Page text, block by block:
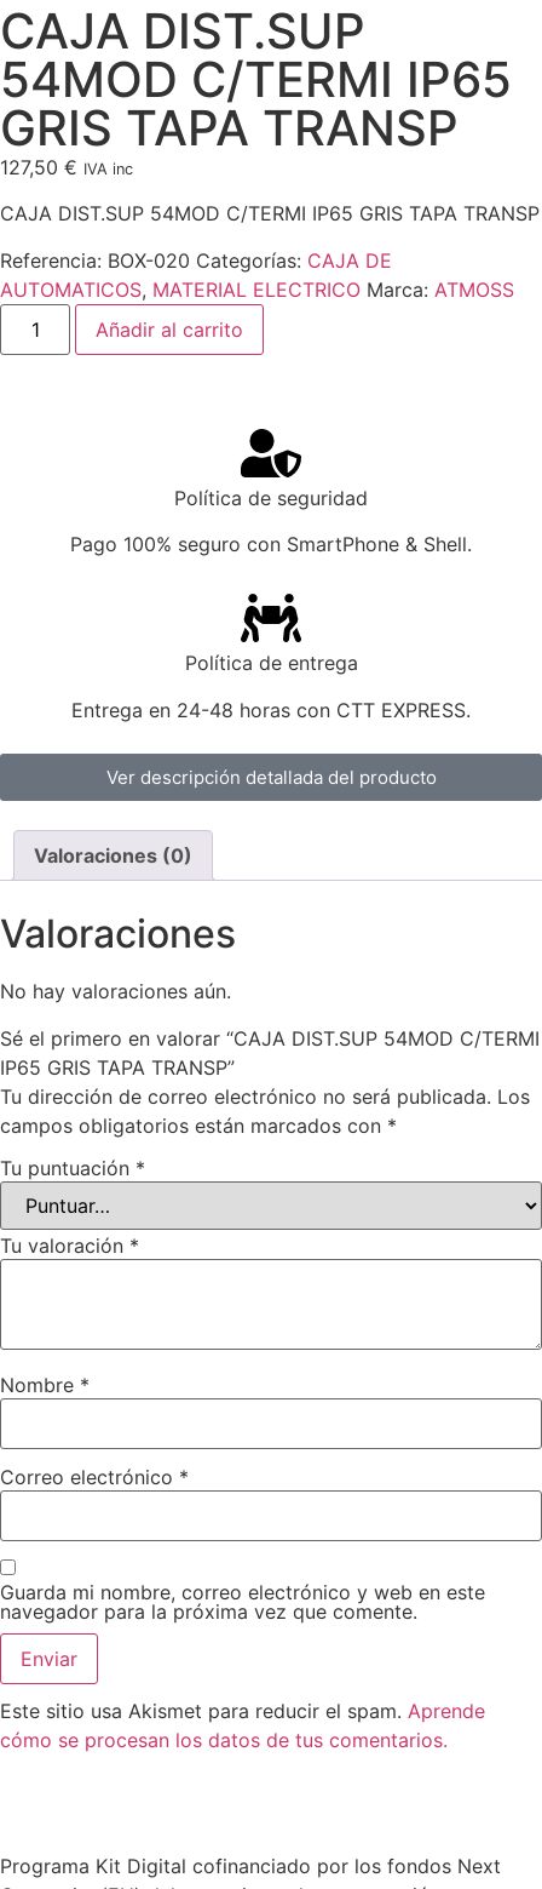
CAJA DIST.SUP
54MOD C/TERMI IP65
GRIS TAPA TRANSP
127,50 € IVA inc
CAJA DIST.SUP 54MOD C/TERMI IP65 GRIS TAPA TRANSP
Referencia: BOX-020 Categorías: CAJA DE
AUTOMATICOS, MATERIAL ELECTRICO Marca: ATMOSS
Añadir al carrito
Política de seguridad
Pago 100% seguro con SmartPhone & Shell.
Política de entrega
Entrega en 24-48 horas con CTT EXPRESS.
Ver descripción detallada del producto
Valoraciones (0)
Valoraciones
No hay valoraciones aún.
Sé el primero en valorar “CAJA DIST.SUP 54MOD C/TERMI
IP65 GRIS TAPA TRANSP”
Tu dirección de correo electrónico no será publicada. Los
campos obligatorios están marcados con *
Tu puntuación *
Tu valoración *
Nombre *
Correo electrónico *
Guarda mi nombre, correo electrónico y web en este
navegador para la próxima vez que comente.
Este sitio usa Akismet para reducir el spam. Aprende
cómo se procesan los datos de tus comentarios.
Programa Kit Digital cofinanciado por los fondos Next